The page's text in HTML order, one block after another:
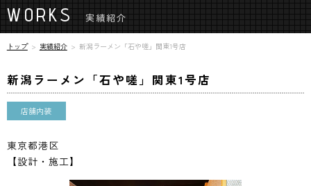
WORKS 実績紹介
トップ 実績紹介 新潟ラーメン「石や嗟」関東1号店
新潟ラーメン「石や嗟」関東1号店
店舗内装
東京都港区
【設計・施工】